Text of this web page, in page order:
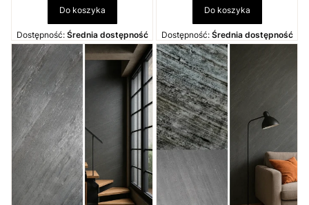
Do koszyka
Dostępność: Średnia dostępność
Do koszyka
Dostępność: Średnia dostępność